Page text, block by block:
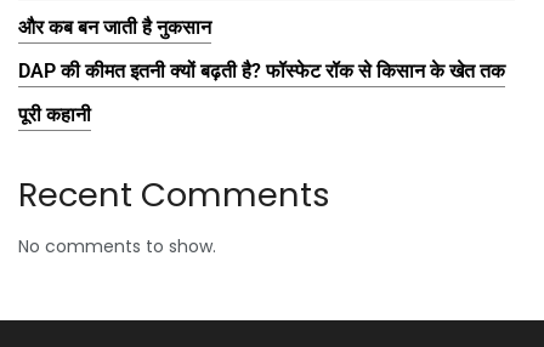
और कब बन जाती है नुकसान
DAP की कीमत इतनी क्यों बढ़ती है? फॉस्फेट रॉक से किसान के खेत तक
पूरी कहानी
Recent Comments
No comments to show.